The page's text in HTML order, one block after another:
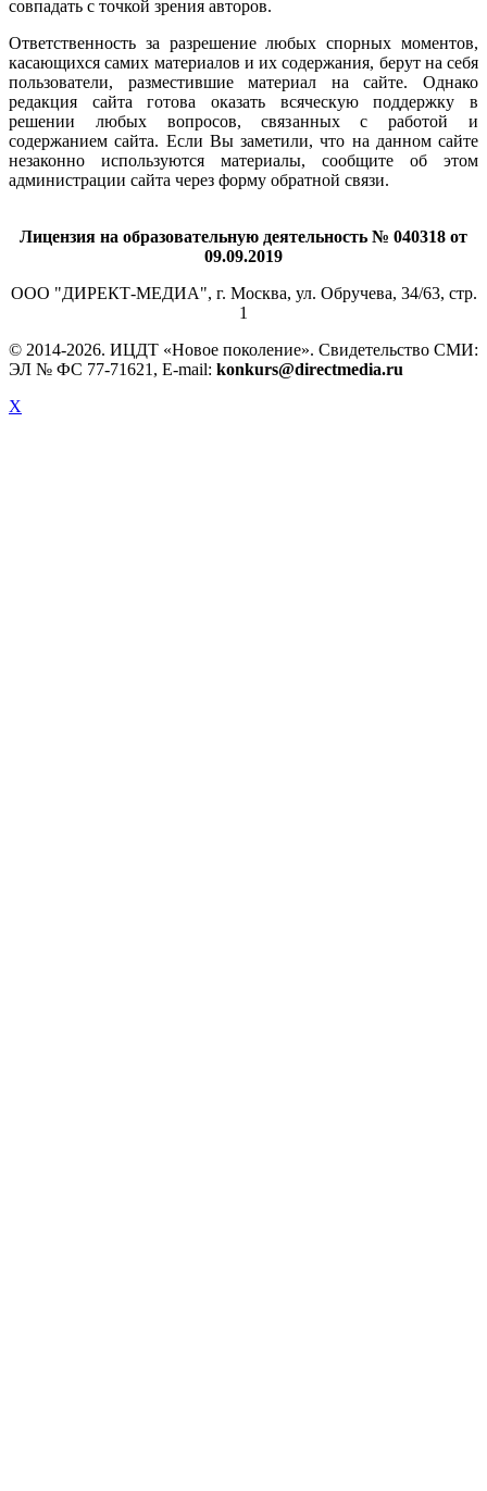
совпадать с точкой зрения авторов.
Ответственность за разрешение любых спорных моментов,
касающихся самих материалов и их содержания, берут на себя
пользователи, разместившие материал на сайте. Однако
редакция сайта готова оказать всяческую поддержку в
решении любых вопросов, связанных с работой и
содержанием сайта. Если Вы заметили, что на данном сайте
незаконно используются материалы, сообщите об этом
администрации сайта через форму обратной связи.
Лицензия на образовательную деятельность № 040318 от
09.09.2019
ООО "ДИРЕКТ-МЕДИА", г. Москва, ул. Обручева, 34/63, стр.
1
© 2014-2026. ИЦДТ «Новое поколение». Свидетельство СМИ:
ЭЛ № ФС 77-71621, E-mail: konkurs@directmedia.ru
X